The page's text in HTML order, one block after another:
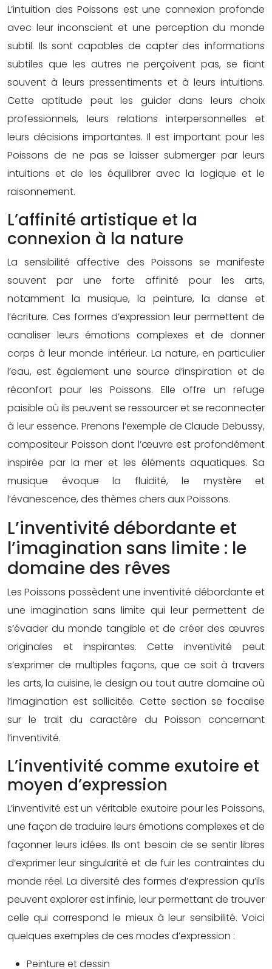
L’intuition des Poissons est une connexion profonde
avec leur inconscient et une perception du monde
subtil. Ils sont capables de capter des informations
subtiles que les autres ne perçoivent pas, se fiant
souvent à leurs pressentiments et à leurs intuitions.
Cette aptitude peut les guider dans leurs choix
professionnels, leurs relations interpersonnelles et
leurs décisions importantes. Il est important pour les
Poissons de ne pas se laisser submerger par leurs
intuitions et de les équilibrer avec la logique et le
raisonnement.
L’affinité artistique et la
connexion à la nature
La sensibilité affective des Poissons se manifeste
souvent par une forte affinité pour les arts,
notamment la musique, la peinture, la danse et
l’écriture. Ces formes d’expression leur permettent de
canaliser leurs émotions complexes et de donner
corps à leur monde intérieur. La nature, en particulier
l’eau, est également une source d’inspiration et de
réconfort pour les Poissons. Elle offre un refuge
paisible où ils peuvent se ressourcer et se reconnecter
à leur essence. Prenons l’exemple de Claude Debussy,
compositeur Poisson dont l’œuvre est profondément
inspirée par la mer et les éléments aquatiques. Sa
musique évoque la fluidité, le mystère et
l’évanescence, des thèmes chers aux Poissons.
L’inventivité débordante et
l’imagination sans limite : le
domaine des rêves
Les Poissons possèdent une inventivité débordante et
une imagination sans limite qui leur permettent de
s’évader du monde tangible et de créer des œuvres
originales et inspirantes. Cette inventivité peut
s’exprimer de multiples façons, que ce soit à travers
les arts, la cuisine, le design ou tout autre domaine où
l’imagination est sollicitée. Cette section se focalise
sur le trait du caractère du Poisson concernant
l’inventivité.
L’inventivité comme exutoire et
moyen d’expression
L’inventivité est un véritable exutoire pour les Poissons,
une façon de traduire leurs émotions complexes et de
façonner leurs idées. Ils ont besoin de se sentir libres
d’exprimer leur singularité et de fuir les contraintes du
monde réel. La diversité des formes d’expression qu’ils
peuvent explorer est infinie, leur permettant de trouver
celle qui correspond le mieux à leur sensibilité. Voici
quelques exemples de ces modes d’expression :
Peinture et dessin